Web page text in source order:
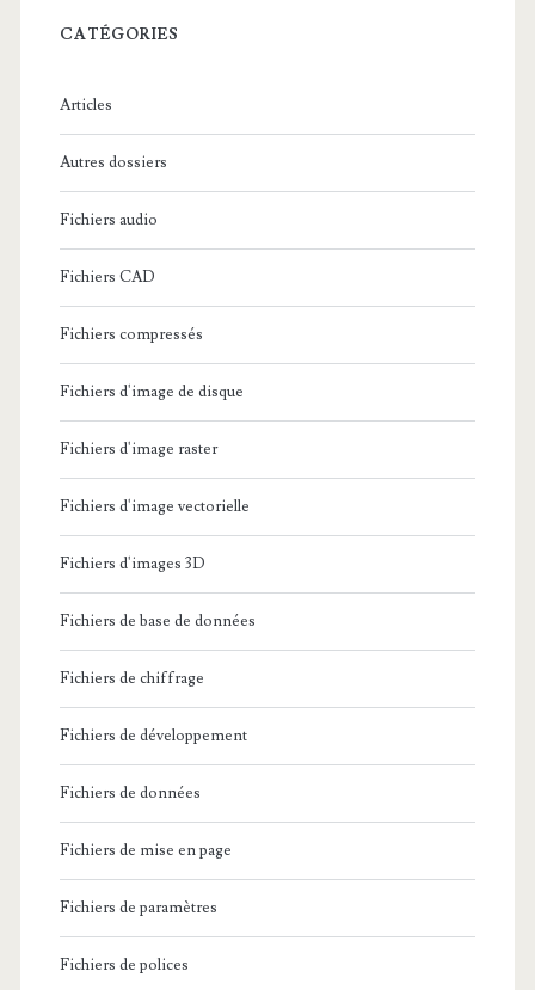
c
:
CATÉGORIES
Articles
Autres dossiers
Fichiers audio
Fichiers CAD
Fichiers compressés
Fichiers d'image de disque
Fichiers d'image raster
Fichiers d'image vectorielle
Fichiers d'images 3D
Fichiers de base de données
Fichiers de chiffrage
Fichiers de développement
Fichiers de données
Fichiers de mise en page
Fichiers de paramètres
Fichiers de polices